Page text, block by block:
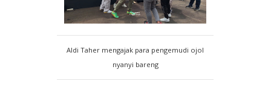
Aldi Taher mengajak para pengemudi ojol
nyanyi bareng